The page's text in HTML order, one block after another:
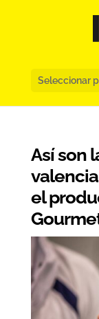
Seleccionar
Así son
el